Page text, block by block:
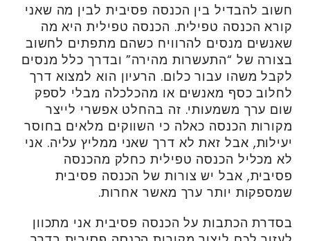
חשוב להבדיל בין הכנסה פסיבית לבין מה שאני
קורא הכנסה טפילית. הכנסה טפילית היא מה
שאנשים מנסים להרוויח כשהם מתפתים לחשוב
בצורה של “התעשרות מהירה” ובדרך כלל מנסים
לקבל משהו עבור כלום. הרעיון הוא למצוא דרך
לחלוב כסף מאנשים או מהכלכלה מבלי לספק
שום ערך משמעותי. זה בהחלט אפשרי לייצר
מקורות הכנסה כאלה כי השווקים מלאים בחוסר
יעילות, אבל זאת לא דרך שאני ממליץ עליה. אני
לא מכליל הכנסה טפילית כחלק מהכנסה
פסיבית, אבל יש צורות של הכנסה פסיבית
שמספקות יותר ערך מאשר אחרות.
בסדרת הכתבות על הכנסה פסיבית אני מתכוון